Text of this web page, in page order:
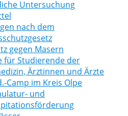
Untersuchung
nach dem
gegen Masern
für Studierende der
Ärztinnen und Ärzte
Camp im Kreis Olpe
und